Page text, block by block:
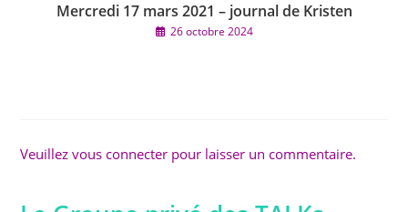
Mercredi 17 mars 2021 – journal de Kristen
26 octobre 2024
Veuillez vous connecter pour laisser un commentaire.